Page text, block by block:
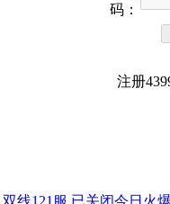
码：
注册